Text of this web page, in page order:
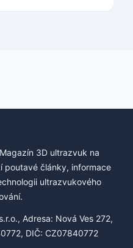
3D ultrazvuk na
články, informace
ultrazvukového
Adresa: Nová Ves 272,
DIČ: CZ07840772